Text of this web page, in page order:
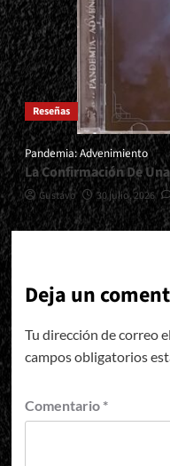
Reseñas
Pandemia: Advenimiento
La Confirmación De
Gustavo 30 julio, 2026
Deja un
Tu dirección de correo
campos obligatorios
Comentario *